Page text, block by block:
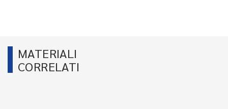
MATERIALI
CORRELATI